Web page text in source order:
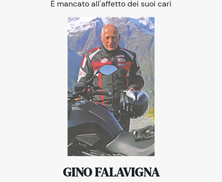
È mancato all'affetto dei suoi cari
GINO FALAVIGNA